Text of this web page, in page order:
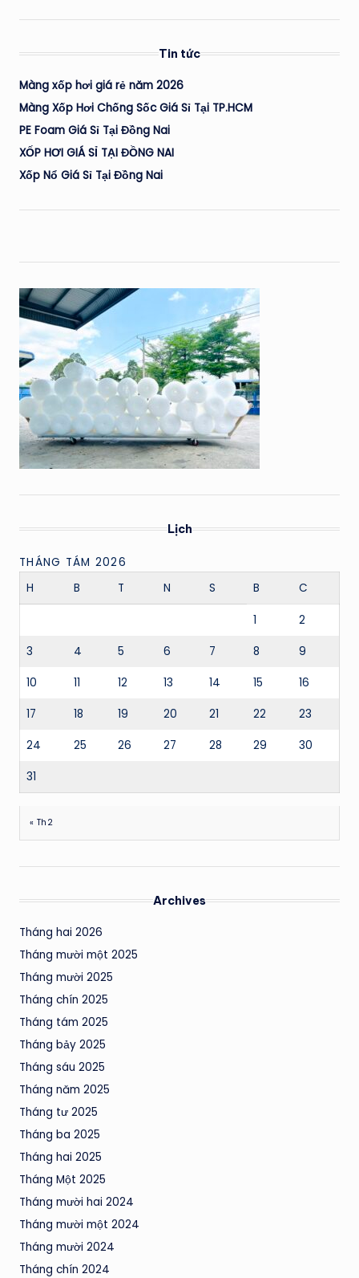
Tin tức
Màng xốp hơi giá rẻ năm 2026
Màng Xốp Hơi Chống Sốc Giá Sỉ Tại TP.HCM
PE Foam Giá Sỉ Tại Đồng Nai
XỐP HƠI GIÁ SỈ TẠI ĐỒNG NAI
Xốp Nổ Giá Sỉ Tại Đồng Nai
Lịch
THÁNG TÁM 2026
H
B T N S B C
1 2
3 4 5 6 7 8 9
10 11 12 13 14 15 16
17 18 19 20 21 22 23
24 25 26 27 28 29 30
31
« Th2
Archives
Tháng hai 2026
Tháng mười một 2025
Tháng mười 2025
Tháng chín 2025
Tháng tám 2025
Tháng bảy 2025
Tháng sáu 2025
Tháng năm 2025
Tháng tư 2025
Tháng ba 2025
Tháng hai 2025
Tháng Một 2025
Tháng mười hai 2024
Tháng mười một 2024
Tháng mười 2024
Tháng chín 2024